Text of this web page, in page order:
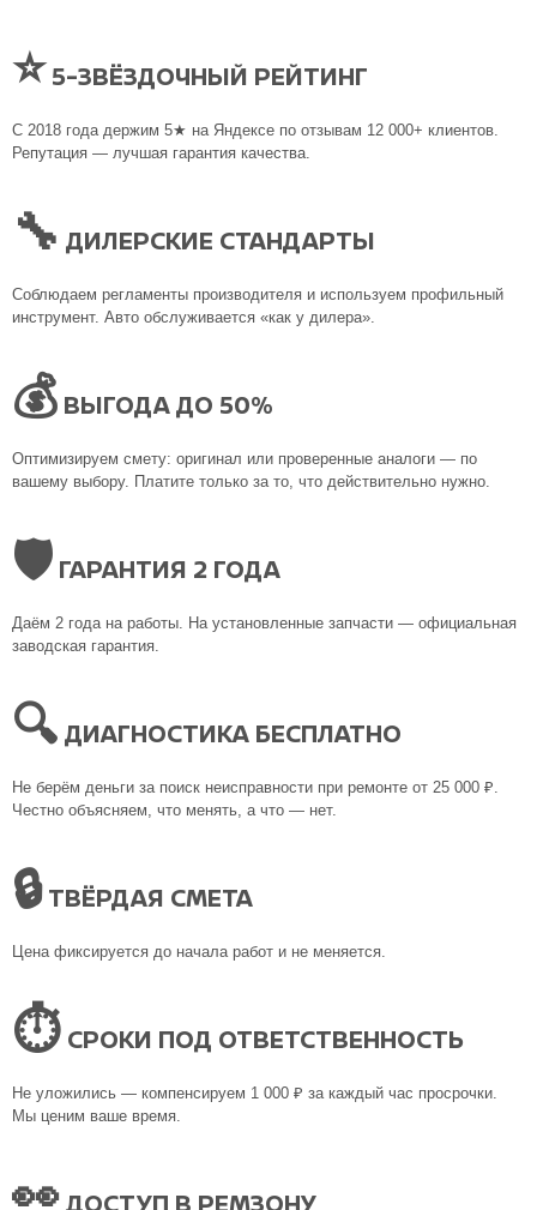
⭐ 5-ЗВЁЗДОЧНЫЙ РЕЙТИНГ
С 2018 года держим 5★ на Яндексе по отзывам 12 000+ клиентов.
Репутация — лучшая гарантия качества.
🔧 ДИЛЕРСКИЕ СТАНДАРТЫ
Соблюдаем регламенты производителя и используем профильный
инструмент. Авто обслуживается «как у дилера».
💰 ВЫГОДА ДО 50%
Оптимизируем смету: оригинал или проверенные аналоги — по
вашему выбору. Платите только за то, что действительно нужно.
🛡 ГАРАНТИЯ 2 ГОДА
Даём 2 года на работы. На установленные запчасти — официальная
заводская гарантия.
🔍 ДИАГНОСТИКА БЕСПЛАТНО
Не берём деньги за поиск неисправности при ремонте от 25 000 ₽.
Честно объясняем, что менять, а что — нет.
🔒ТВЁРДАЯ СМЕТА
Цена фиксируется до начала работ и не меняется.
⏱ СРОКИ ПОД ОТВЕТСТВЕННОСТЬ
Не уложились — компенсируем 1 000 ₽ за каждый час просрочки.
Мы ценим ваше время.
👀